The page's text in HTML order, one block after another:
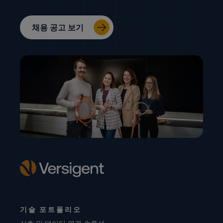
채용 공고 보기
기술 포트폴리오